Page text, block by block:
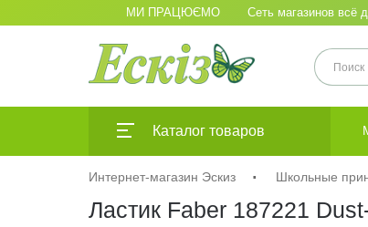
МИ ПРАЦЮЄМО Сеть магазинов всё
Каталог товаров
Интернет-магазин Эскиз Школьные
Ластик Faber 187221